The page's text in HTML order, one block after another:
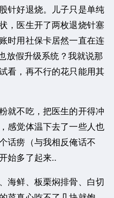
针好退烧。儿子只是单纯
，医生开了两枚退烧针塞
时用社保卡居然一直在连
放假升级系统？我就说那
看，再不行的花只能用其
不吃，把医生的开得冲
感觉体温下去了一些人也
话痨（与我相反俺话不
始多了起来..
鲜、板栗焖排骨、白切